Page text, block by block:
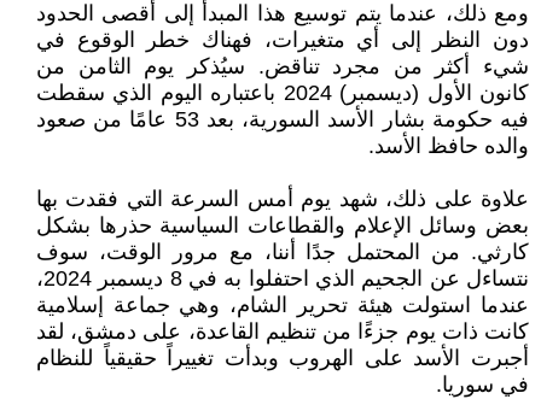
ومع ذلك، عندما يتم توسيع هذا المبدأ إلى أقصى الحدود
دون النظر إلى أي متغيرات، فهناك خطر الوقوع في
شيء أكثر من مجرد تناقض. سيُذكر يوم الثامن من
كانون الأول (ديسمبر) 2024 باعتباره اليوم الذي سقطت
فيه حكومة بشار الأسد السورية، بعد 53 عامًا من صعود
والده حافظ الأسد.
علاوة على ذلك، شهد يوم أمس السرعة التي فقدت بها
بعض وسائل الإعلام والقطاعات السياسية حذرها بشكل
كارثي. من المحتمل جدًا أننا، مع مرور الوقت، سوف
نتساءل عن الجحيم الذي احتفلوا به في 8 ديسمبر 2024،
عندما استولت هيئة تحرير الشام، وهي جماعة إسلامية
كانت ذات يوم جزءًا من تنظيم القاعدة، على دمشق، لقد
أجبرت الأسد على الهروب وبدأت تغييراً حقيقياً للنظام
في سوريا.